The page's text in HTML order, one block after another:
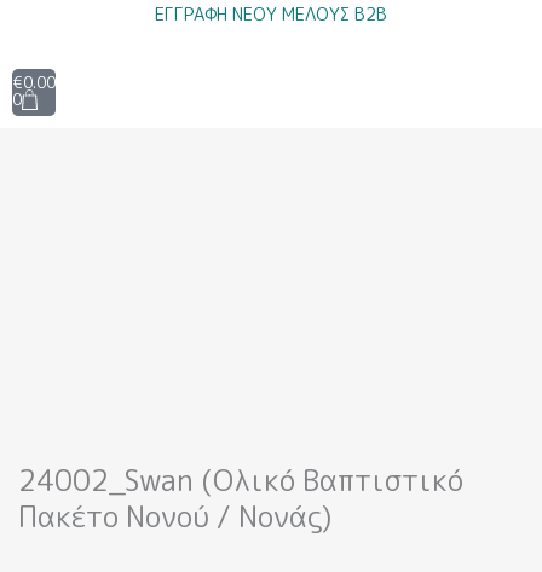
περιεχόμενο
ΕΓΓΡΑΦΗ ΝΕΟΥ ΜΕΛΟΥΣ B2B
€0.00
0
Cart
24002_Swan (Ολικό Βαπτιστικό
Πακέτο Νονού / Νονάς)